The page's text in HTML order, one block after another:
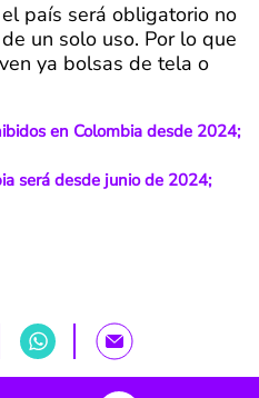
país será obligatorio no
un solo uso. Por lo que
ya bolsas de tela o
en Colombia desde 2024;
será desde junio de 2024;